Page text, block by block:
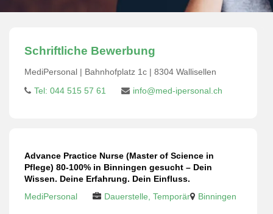
Schriftliche Bewerbung
MediPersonal | Bahnhofplatz 1c | 8304 Wallisellen
Tel: 044 515 57 61
info@med-ipersonal.ch
Advance Practice Nurse (Master of Science in
Pflege) 80-100% in Binningen gesucht – Dein
Wissen. Deine Erfahrung. Dein Einfluss.
MediPersonal
Dauerstelle, Temporär Binningen